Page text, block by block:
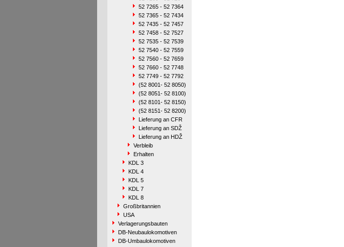
52 7265 - 52 7364
52 7365 - 52 7434
52 7435 - 52 7457
52 7458 - 52 7527
52 7535 - 52 7539
52 7540 - 52 7559
52 7560 - 52 7659
52 7660 - 52 7748
52 7749 - 52 7792
(52 8001- 52 8050)
(52 8051- 52 8100)
(52 8101- 52 8150)
(52 8151- 52 8200)
Lieferung an CFR
Lieferung an SDŽ
Lieferung an HDŽ
Verbleib
Erhalten
KDL 3
KDL 4
KDL 5
KDL 7
KDL 8
Großbritannien
USA
Verlagerungsbauten
DB-Neubaulokomotiven
DB-Umbaulokomotiven